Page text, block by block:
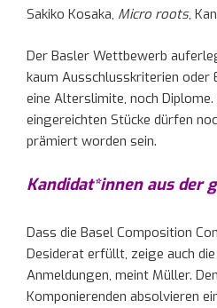
Sakiko Kosaka, Micro roots,
Der Basler Wettbewerb
kaum Ausschlusskriterien oder
eine Alterslimite, noch
eingereichten Stücke dürfen
prämiert worden sein.
Kandidat*innen aus der
Dass die Basel Composition
Desiderat erfüllt, zeige auch
Anmeldungen, meint Müller.
Komponierenden absolvieren